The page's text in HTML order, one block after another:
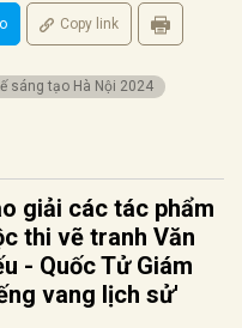
Copy link
sáng tạo Hà Nội 2024
giải các tác phẩm
thi vẽ tranh Văn
- Quốc Tử Giám
vang lịch sử'